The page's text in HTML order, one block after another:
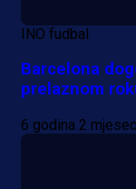
INO fudbal
Barcelona
prelaznom
6 godina 2 mjesec